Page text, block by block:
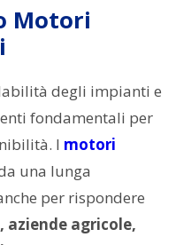
Motori
degli impianti e
fondamentali per
I motori
una lunga
per rispondere
aziende agricole,